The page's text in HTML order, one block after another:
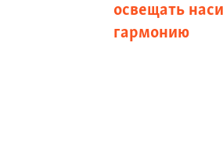
освещать
гармонию